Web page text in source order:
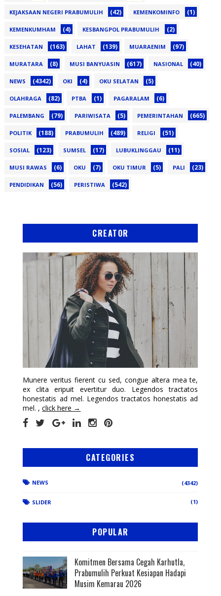
KEJAKSAAN NEGERI PRABUMULIH (42) KEMENKOMINFO (1)
KEMENKUMHAM (4) KESBANGPOL PRABUMULIH (2)
KESEHATAN (163) LAHAT (139) MUARAENIM (97)
MURATARA (8) MUSI BANYUASIN (617) NASIONAL (40)
NEWS (4342) OKI (4) OKU SELATAN (5)
OLAHRAGA (82) PTBA (1) PAGARALAM (6)
PALEMBANG (79) PARIWISATA (5) PEMERINTAHAN (665)
POLITIK (188) PRABUMULIH (489) RELIGI (51)
SOSIAL (123) SUMSEL (17) LUBUKLINGGAU (11)
MUSI RAWAS (6) OKU (7) OKU TIMUR (5) PALI (23)
PENDIDIKAN (56) PERISTIWA (542)
CREATOR
Munere veritus fierent cu sed, congue altera mea te,
ex clita eripuit evertitur duo. Legendos tractatos
honestatis ad mel. Legendos tractatos honestatis ad
mel. ,click here →
CATEGORIES
NEWS (4342)
SLIDER (1)
POPULAR
Komitmen Bersama Cegah Karhutla,
Prabumulih Perkuat Kesiapan Hadapi
Musim Kemarau 2026